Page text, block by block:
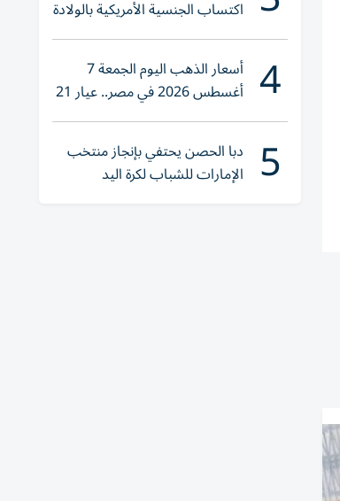
اكتساب الجنسية الأمريكية بالولادة
4 أسعار الذهب اليوم الجمعة 7
أغسطس 2026 في مصر.. عيار 21
يقترب من هذا الرقم
5 دبا الحصن يحتفي بإنجاز منتخب
الإمارات للشباب لكرة اليد